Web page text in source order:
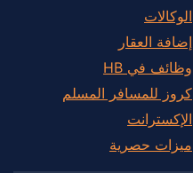
الوكالات
إضافة العقار
وظائف في HB
كروز للمسافر المسلم
الإكسترانت
ميزات حصرية